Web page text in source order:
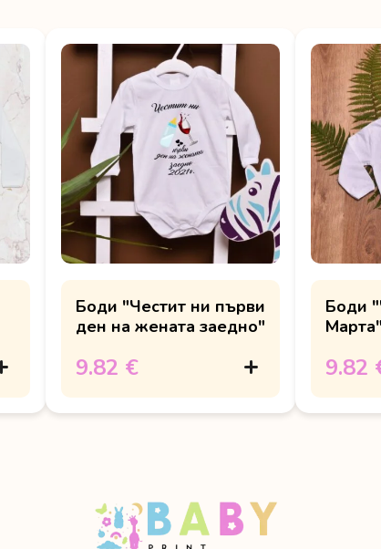
Боди "Честит ни първи
ден на жената заедно"
9.82 €
Боди
Марта"
9.82